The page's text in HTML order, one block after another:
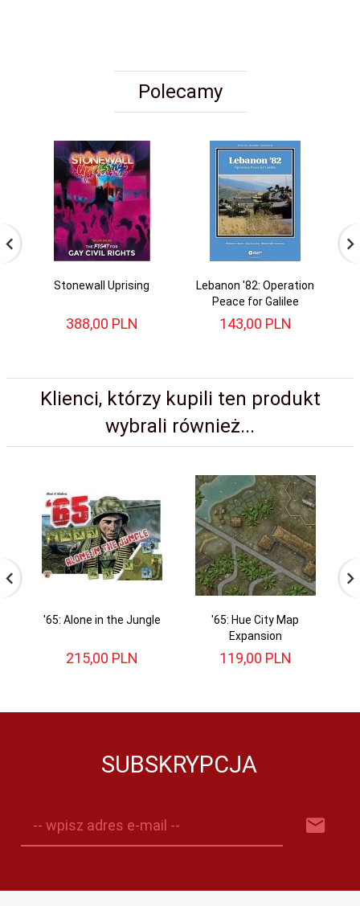
Polecamy
Stonewall Uprising
388,00 PLN
Lebanon '82: Operation
Peace for Galilee
143,00 PLN
Klienci, którzy kupili ten produkt
wybrali również...
'65: Alone in the Jungle
215,00 PLN
'65: Hue City Map
Expansion
119,00 PLN
SUBSKRYPCJA
-- wpisz adres e-mail --